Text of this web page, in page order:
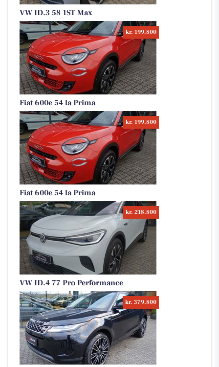
VW ID.3 58 1ST Max
kr. 199.800
Fiat 600e 54 la Prima
kr. 199.800
Fiat 600e 54 la Prima
kr. 218.800
VW ID.4 77 Pro Performance
kr. 379.800